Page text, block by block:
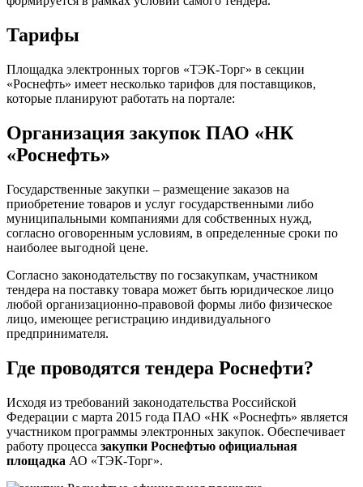
Тарифы
Площадка электронных торгов «ТЭК-Торг» в секции
«Роснефть» имеет несколько тарифов для поставщиков,
которые планируют работать на портале:
Организация закупок ПАО «НК
«Роснефть»
Государственные закупки – размещение заказов на
приобретение товаров и услуг государственными либо
муниципальными компаниями для собственных нужд,
согласно оговоренным условиям, в определенные сроки по
наиболее выгодной цене.
Согласно законодательству по госзакупкам, участником
тендера на поставку товара может быть юридическое лицо
любой организационно-правовой формы либо физическое
лицо, имеющее регистрацию индивидуального
предпринимателя.
Где проводятся тендера Роснефти?
Исходя из требований законодательства Российской
Федерации с марта 2015 года ПАО «НК «Роснефть» является
участником программы электронных закупок. Обеспечивает
работу процесса закупки Роснефтью официальная
площадка АО «ТЭК-Торг».